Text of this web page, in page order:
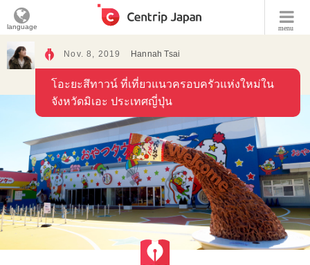
menu
language
Nov. 8, 2019 Hannah Tsai
โอะยะสึทาวน์ ที่เที่ยวแนวครอบครัวแห่งใหม่ใน
จังหวัดมิเอะ ประเทศญี่ปุ่น